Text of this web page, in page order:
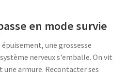
en mode survie
une grossesse
nerveux s'emballe. On vit
une armure. Recontacter ses